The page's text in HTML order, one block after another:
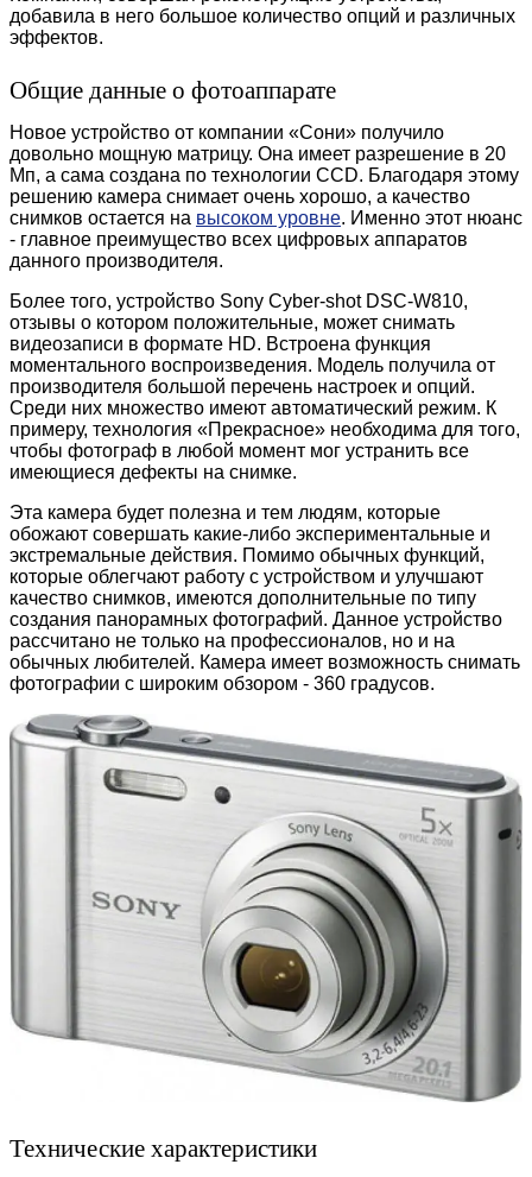
добавила в него большое количество опций и различных
эффектов.
Общие данные о фотоаппарате
Новое устройство от компании «Сони» получило
довольно мощную матрицу. Она имеет разрешение в 20
Мп, а сама создана по технологии CCD. Благодаря этому
решению камера снимает очень хорошо, а качество
снимков остается на высоком уровне. Именно этот нюанс
- главное преимущество всех цифровых аппаратов
данного производителя.
Более того, устройство Sony Cyber-shot DSC-W810,
отзывы о котором положительные, может снимать
видеозаписи в формате HD. Встроена функция
моментального воспроизведения. Модель получила от
производителя большой перечень настроек и опций.
Среди них множество имеют автоматический режим. К
примеру, технология «Прекрасное» необходима для того,
чтобы фотограф в любой момент мог устранить все
имеющиеся дефекты на снимке.
Эта камера будет полезна и тем людям, которые
обожают совершать какие-либо экспериментальные и
экстремальные действия. Помимо обычных функций,
которые облегчают работу с устройством и улучшают
качество снимков, имеются дополнительные по типу
создания панорамных фотографий. Данное устройство
рассчитано не только на профессионалов, но и на
обычных любителей. Камера имеет возможность снимать
фотографии с широким обзором - 360 градусов.
Технические характеристики